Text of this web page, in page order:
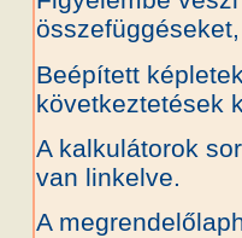
Beépített
következtetések
A kalkulátorok
van linkelve.
A